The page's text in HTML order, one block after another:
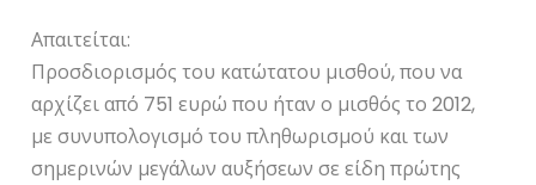
Απαιτείται:
Προσδιορισμός του κατώτατου μισθού, που να
αρχίζει από 751 ευρώ που ήταν ο μισθός το 2012,
με συνυπολογισμό του πληθωρισμού και των
σημερινών μεγάλων αυξήσεων σε είδη πρώτης